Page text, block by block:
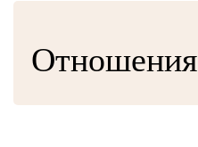
Отношения